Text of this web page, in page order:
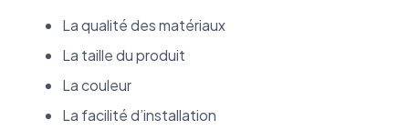
La qualité des matériaux
La taille du produit
La couleur
La facilité d’installation